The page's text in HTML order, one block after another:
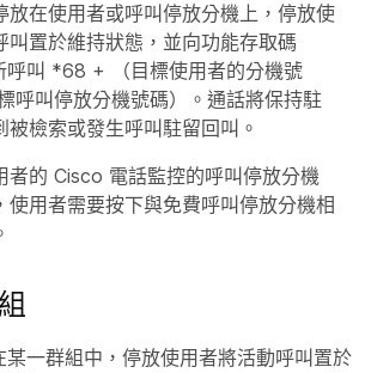
放在使用者或呼叫停放分機上，停放使
叫置於維持狀態，並向功能存取碼
呼叫 *68 + （目標使用者的分機號
呼叫停放分機號碼）。通話將保持駐
被檢索或發生呼叫駐留回叫。
者的 Cisco 電話監控的呼叫停放分機
使用者需要按下與免費呼叫停放分機相
一群組中，停放使用者將活動呼叫置於